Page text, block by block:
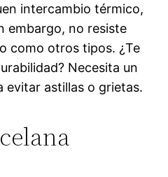
intercambio térmico,
embargo, no resiste
como otros tipos. ¿Te
Necesita un
evitar astillas o grietas.